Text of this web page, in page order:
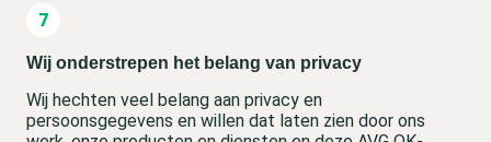
Wij onderstrepen het belang van privacy
Wij hechten veel belang aan privacy en
persoonsgegevens en willen dat laten zien door ons